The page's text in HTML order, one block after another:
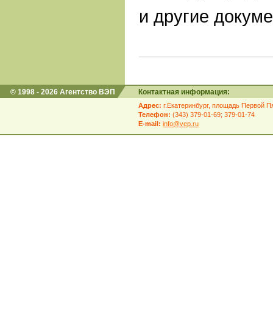
и другие
© 1998 - 2026 Агентство ВЭП Контактная информация:
Адрес: г.Екатеринбург, площадь Первой
Телефон: (343) 379-01-69; 379-01-74
E-mail: info@vep.ru